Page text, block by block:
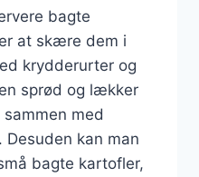
bagte
at skære dem i
krydderurter og
sprød og lækker
med
kan man
bagte kartofler,